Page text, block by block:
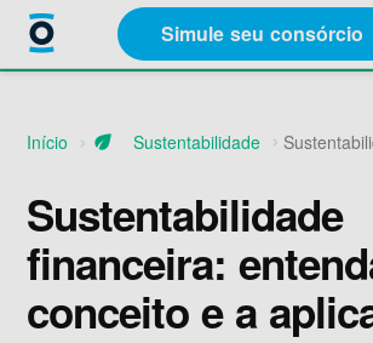
Simule seu consórcio
Categorias
Sobre a
Início eco Sustentabilidade
Sustentabilidade
financeira:
conceito e a